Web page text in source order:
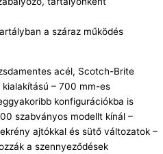
a száraz működés
acél, Scotch-Brite
– 700 mm-es
konfigurációkba is
szabványos modellt kínál –
ajtókkal és sütő változatok –
a szennyeződések